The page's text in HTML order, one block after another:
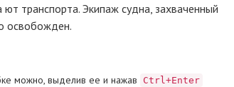
транспорта. Экипаж судна, захваченный
освобожден.
можно, выделив ее и нажав Ctrl+Enter